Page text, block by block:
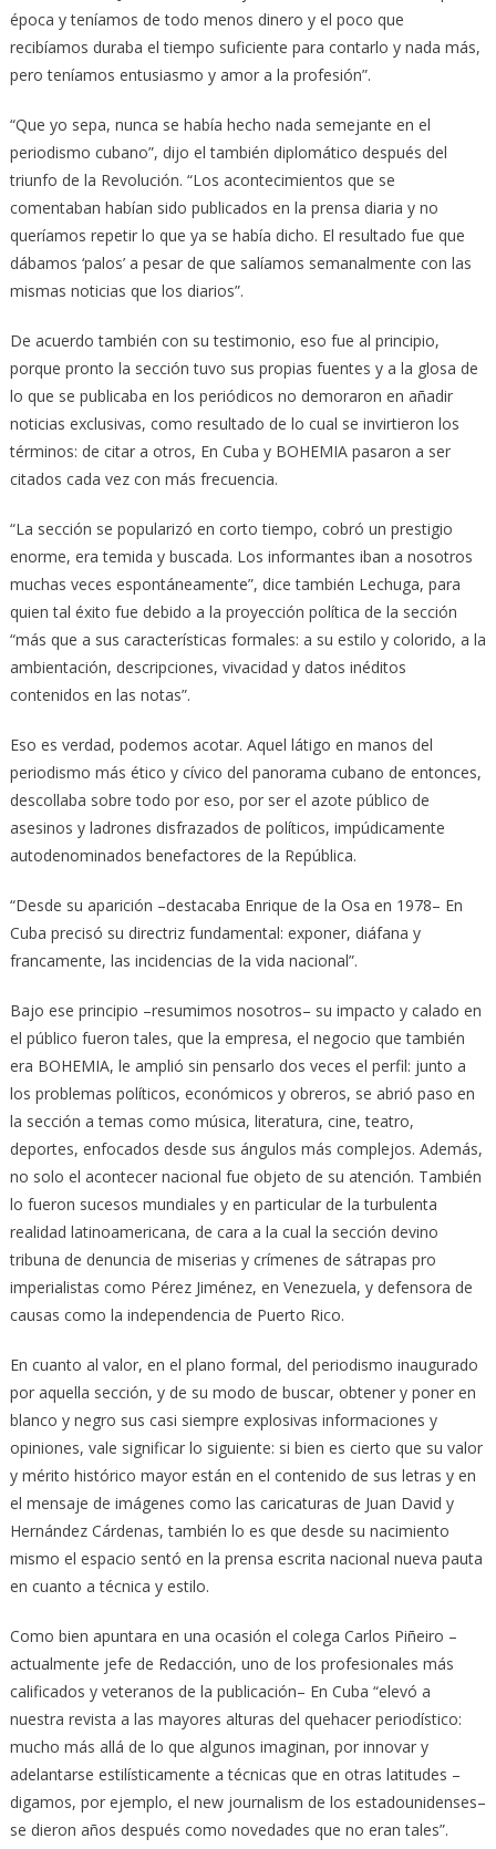
época y teníamos de todo menos dinero y el poco que
recibíamos duraba el tiempo suficiente para contarlo y nada más,
pero teníamos entusiasmo y amor a la profesión”.
“Que yo sepa, nunca se había hecho nada semejante en el
periodismo cubano”, dijo el también diplomático después del
triunfo de la Revolución. “Los acontecimientos que se
comentaban habían sido publicados en la prensa diaria y no
queríamos repetir lo que ya se había dicho. El resultado fue que
dábamos ‘palos’ a pesar de que salíamos semanalmente con las
mismas noticias que los diarios”.
De acuerdo también con su testimonio, eso fue al principio,
porque pronto la sección tuvo sus propias fuentes y a la glosa de
lo que se publicaba en los periódicos no demoraron en añadir
noticias exclusivas, como resultado de lo cual se invirtieron los
términos: de citar a otros, En Cuba y BOHEMIA pasaron a ser
citados cada vez con más frecuencia.
“La sección se popularizó en corto tiempo, cobró un prestigio
enorme, era temida y buscada. Los informantes iban a nosotros
muchas veces espontáneamente”, dice también Lechuga, para
quien tal éxito fue debido a la proyección política de la sección
“más que a sus características formales: a su estilo y colorido, a la
ambientación, descripciones, vivacidad y datos inéditos
contenidos en las notas”.
Eso es verdad, podemos acotar. Aquel látigo en manos del
periodismo más ético y cívico del panorama cubano de entonces,
descollaba sobre todo por eso, por ser el azote público de
asesinos y ladrones disfrazados de políticos, impúdicamente
autodenominados benefactores de la República.
“Desde su aparición –destacaba Enrique de la Osa en 1978– En
Cuba precisó su directriz fundamental: exponer, diáfana y
francamente, las incidencias de la vida nacional”.
Bajo ese principio –resumimos nosotros– su impacto y calado en
el público fueron tales, que la empresa, el negocio que también
era BOHEMIA, le amplió sin pensarlo dos veces el perfil: junto a
los problemas políticos, económicos y obreros, se abrió paso en
la sección a temas como música, literatura, cine, teatro,
deportes, enfocados desde sus ángulos más complejos. Además,
no solo el acontecer nacional fue objeto de su atención. También
lo fueron sucesos mundiales y en particular de la turbulenta
realidad latinoamericana, de cara a la cual la sección devino
tribuna de denuncia de miserias y crímenes de sátrapas pro
imperialistas como Pérez Jiménez, en Venezuela, y defensora de
causas como la independencia de Puerto Rico.
En cuanto al valor, en el plano formal, del periodismo inaugurado
por aquella sección, y de su modo de buscar, obtener y poner en
blanco y negro sus casi siempre explosivas informaciones y
opiniones, vale significar lo siguiente: si bien es cierto que su valor
y mérito histórico mayor están en el contenido de sus letras y en
el mensaje de imágenes como las caricaturas de Juan David y
Hernández Cárdenas, también lo es que desde su nacimiento
mismo el espacio sentó en la prensa escrita nacional nueva pauta
en cuanto a técnica y estilo.
Como bien apuntara en una ocasión el colega Carlos Piñeiro –
actualmente jefe de Redacción, uno de los profesionales más
calificados y veteranos de la publicación– En Cuba “elevó a
nuestra revista a las mayores alturas del quehacer periodístico:
mucho más allá de lo que algunos imaginan, por innovar y
adelantarse estilísticamente a técnicas que en otras latitudes –
digamos, por ejemplo, el new journalism de los estadounidenses–
se dieron años después como novedades que no eran tales”.